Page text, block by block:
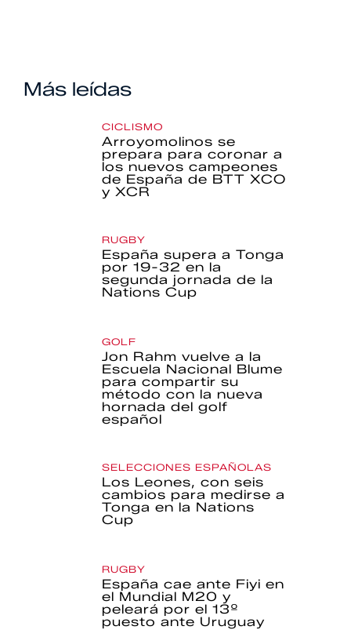
Más leídas
CICLISMO
Arroyomolinos se
prepara para coronar a
los nuevos campeones
de España de BTT XCO
y XCR
RUGBY
España supera a Tonga
por 19-32 en la
segunda jornada de la
Nations Cup
GOLF
Jon Rahm vuelve a la
Escuela Nacional Blume
para compartir su
método con la nueva
hornada del golf
español
SELECCIONES ESPAÑOLAS
Los Leones, con seis
cambios para medirse a
Tonga en la Nations
Cup
RUGBY
España cae ante Fiyi en
el Mundial M20 y
peleará por el 13º
puesto ante Uruguay